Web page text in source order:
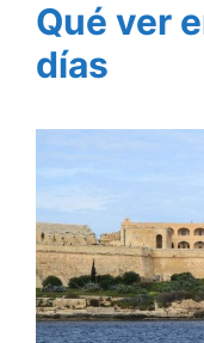
Qué ver
días